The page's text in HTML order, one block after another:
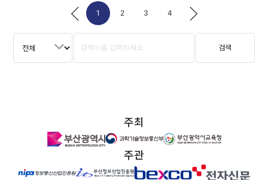
1 2 3 4
주최
주관